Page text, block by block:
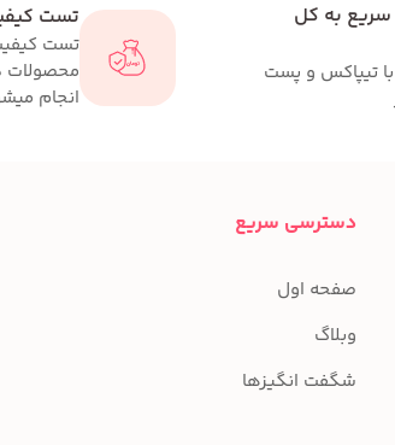
سریع به کل
تیپاکس و پست
تست
تست
محصولات
انجام
دسترسی سریع
صفحه اول
وبلاگ
شگفت انگیزها